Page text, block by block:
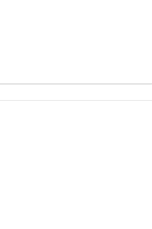
Lorient sous le numéro 830 157 350